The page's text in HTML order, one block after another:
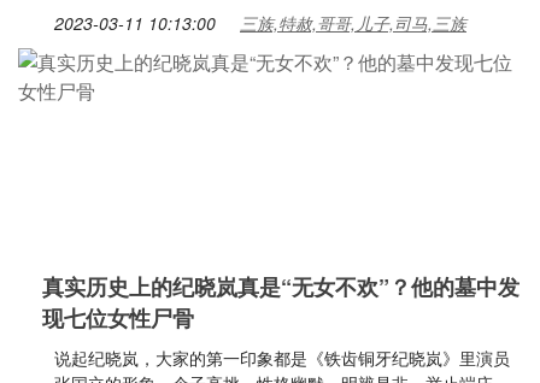
2023-03-11 10:13:00 三族,特赦,哥哥,儿子,司马,三族
真实历史上的纪晓岚真是“无女不欢”？他的墓中发
现七位女性尸骨
说起纪晓岚，大家的第一印象都是《铁齿铜牙纪晓岚》里演员